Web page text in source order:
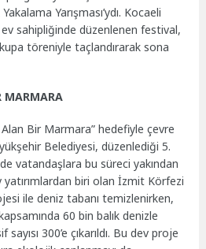
Yarışması’ydı. Kocaeli
sahipliğinde düzenlenen festival,
kupa töreniyle taçlandırarak sona
MARMARA
Bir Marmara” hedefiyle çevre
Belediyesi, düzenlediği 5.
vatandaşlara bu süreci yakından
yatırımlardan biri olan İzmit Körfezi
ile deniz tabanı temizlenirken,
60 bin balık denizle
300’e çıkarıldı. Bu dev proje